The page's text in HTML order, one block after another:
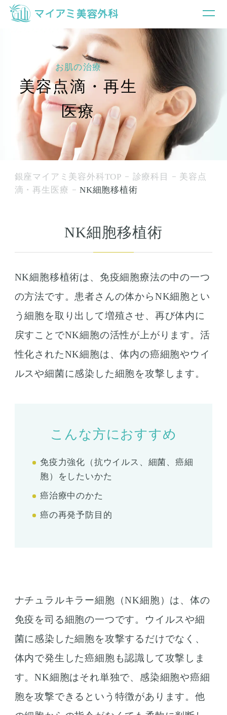
お肌の治療
美容点滴・再生
医療
銀座マイアミ美容外科TOP 診療科目
美容点
滴・再生医療
NK細胞移植術
NK細胞移植術
NK細胞移植術は、免疫細胞療法の中の一つ
の方法です。患者さんの体からNK細胞とい
う細胞を取り出して増殖させ、再び体内に
戻すことでNK細胞の活性が上がります。活
性化されたNK細胞は、体内の癌細胞やウイ
ルスや細菌に感染した細胞を攻撃します。
こんな方におすすめ
免疫力強化（抗ウイルス、細菌、癌細
胞）をしたいかた
癌治療中のかた
癌の再発予防目的
ナチュラルキラー細胞（NK細胞）は、体の
免疫を司る細胞の一つです。ウイルスや細
菌に感染した細胞を攻撃するだけでなく、
体内で発生した癌細胞も認識して攻撃しま
す。NK細胞はそれ単独で、感染細胞や癌細
胞を攻撃できるという特徴があります。他